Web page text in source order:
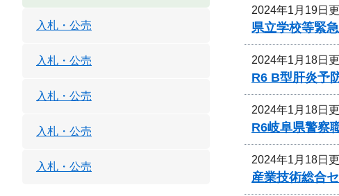
2024年1月19日
県立学校等緊
2024年1月18日
R6 B型肝炎予
2024年1月18日
R6岐阜県警察
2024年1月18日
産業技術総合
入札・公売
入札・公売
入札・公売
入札・公売
入札・公売